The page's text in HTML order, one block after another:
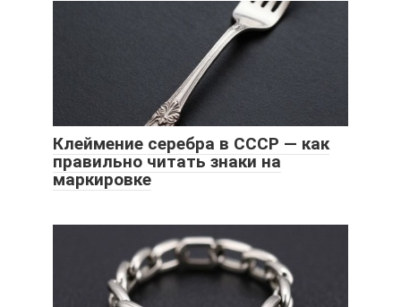
Клеймение серебра в СССР — как
правильно читать знаки на
маркировке